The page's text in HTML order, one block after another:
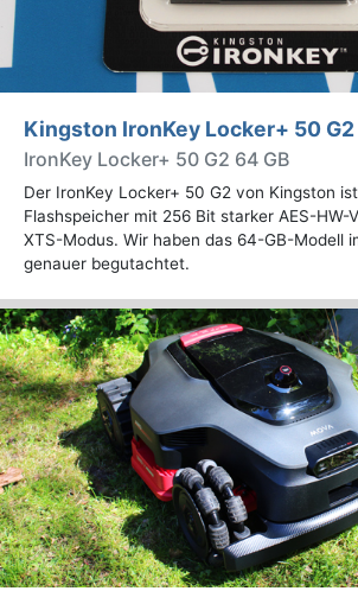
Kingston IronKey Locker+ 50
IronKey Locker+ 50 G2 64 GB
Der IronKey Locker+ 50 G2 von Kingston
Flashspeicher mit 256 Bit starker AES-HW-
XTS-Modus. Wir haben das 64-GB-Modell
genauer begutachtet.